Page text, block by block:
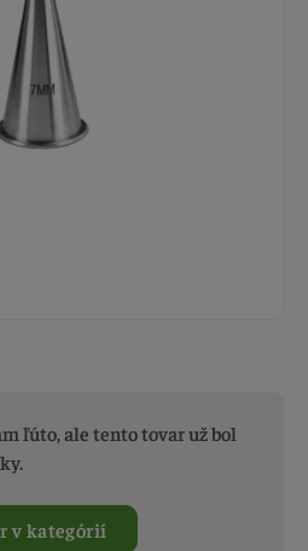
ľúto, ale tento tovar už bol
v kategórií